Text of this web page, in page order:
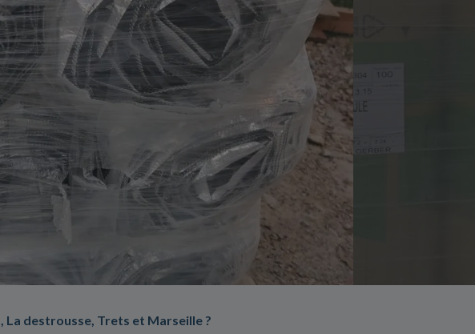
La destrousse, Trets et Marseille ?